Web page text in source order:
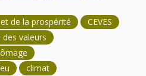
de la prospérité
CEVES
des valeurs
climat